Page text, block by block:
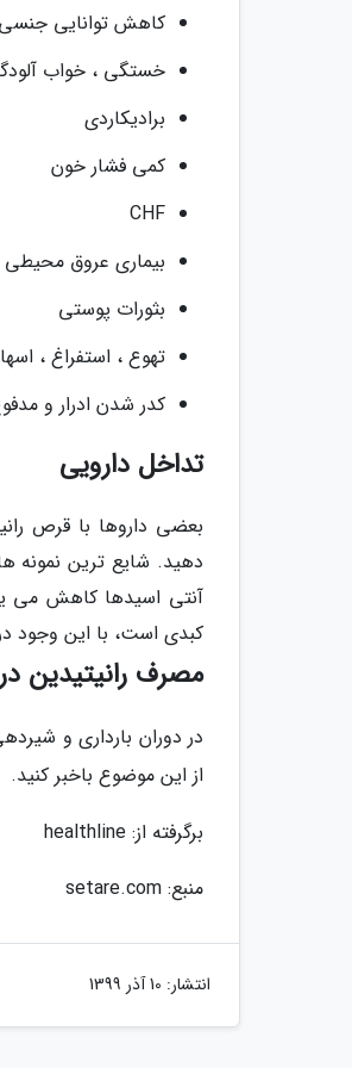
کاهش توانایی
خستگی ، خواب
برادیکاردی
کمی فشار خون
CHF
بیماری عروق محیطی
بثورات پوستی
تهوع ، استفراغ ،
کدر شدن ادرار و
تداخل دارویی
بعضی داروها با قرص
دهید. شایع ترین نمونه
آنتی اسیدها کاهش می
کبدی است، با این وجود
مصرف رانیتیدین در
در دوران بارداری و
از این موضوع باخبر کنید.
برگرفته از: healthline
منبع: setare.com
انتشار: 10 آذر 1399